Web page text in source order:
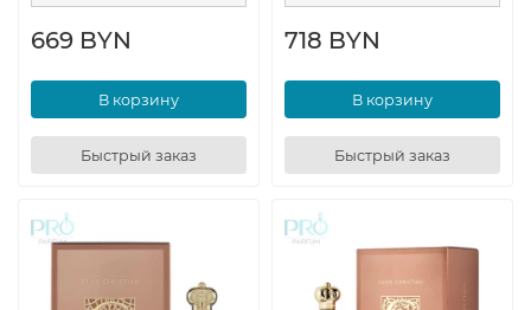
669 BYN
В корзину
Быстрый заказ
718 BYN
В корзину
Быстрый заказ